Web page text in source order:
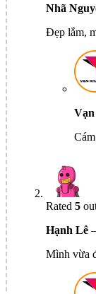
Nhã
Đẹp lắm,
Rated 5
Hạnh Lê –
Mình vừa